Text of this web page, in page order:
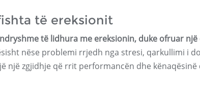
të ereksionit
të lidhura me ereksionin, duke ofruar një
nëse problemi rrjedh nga stresi, qarkullimi i
një zgjidhje që rrit performancën dhe kënaqësinë